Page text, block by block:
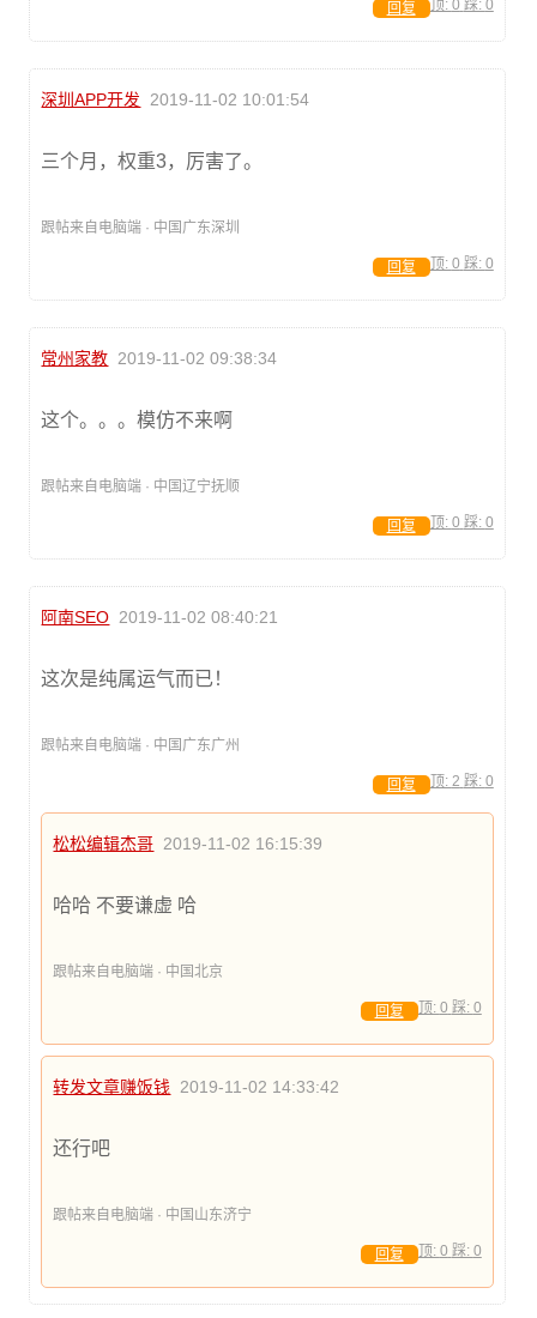
顶: 0 踩: 0
回复
深圳APP开发 2019-11-02 10:01:54
三个月，权重3，厉害了。
跟帖来自电脑端 · 中国广东深圳
顶: 0 踩: 0
回复
常州家教 2019-11-02 09:38:34
这个。。。模仿不来啊
跟帖来自电脑端 · 中国辽宁抚顺
顶: 0 踩: 0
回复
阿南SEO 2019-11-02 08:40:21
这次是纯属运气而已！
跟帖来自电脑端 · 中国广东广州
顶: 2 踩: 0
回复
松松编辑杰哥 2019-11-02 16:15:39
哈哈 不要谦虚 哈
跟帖来自电脑端 · 中国北京
顶: 0 踩: 0
回复
转发文章赚饭钱 2019-11-02 14:33:42
还行吧
跟帖来自电脑端 · 中国山东济宁
顶: 0 踩: 0
回复